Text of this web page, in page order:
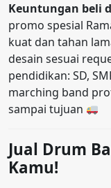
Keuntungan beli
promo spesial
kuat dan tahan
desain sesuai
pendidikan: SD,
marching band
sampai tujuan
Jual Drum
Kamu!